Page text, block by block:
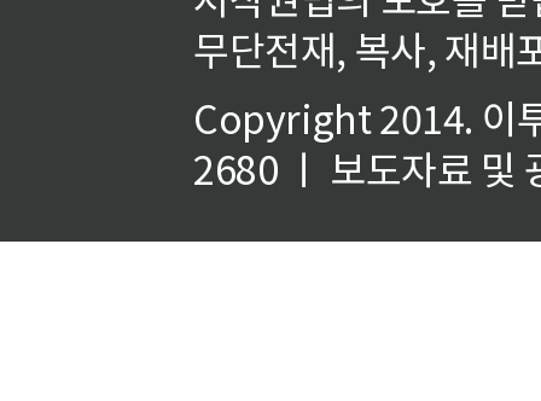
무단전재, 복사, 재배
Copyright 2014. 이
2680 ㅣ 보도자료